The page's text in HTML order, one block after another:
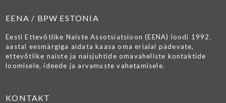
EENA / BPW ESTONIA
Eesti Ettevõtlike Naiste Assotsiatsioon (EENA) loodi 1992.
aastal eesmärgiga aidata kaasa oma erialal pädevate,
ettevõtlike naiste ja naisjuhtide omavaheliste kontaktide
loomisele, ideede ja arvamuste vahetamisele.
KONTAKT